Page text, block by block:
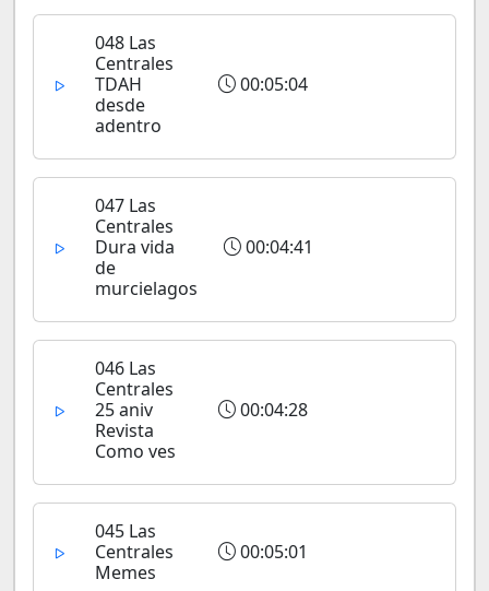
048 Las
Centrales
TDAH
desde
adentro
00:05:04
047 Las
Centrales
Dura vida
de
murcielagos
00:04:41
046 Las
Centrales
25 aniv
Revista
Como ves
00:04:28
045 Las
Centrales
Memes
00:05:01